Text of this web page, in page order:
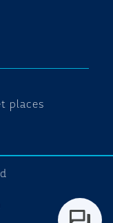
places